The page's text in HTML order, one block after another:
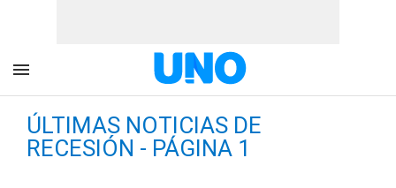
ÚLTIMAS NOTICIAS DE
RECESIÓN - PÁGINA 1